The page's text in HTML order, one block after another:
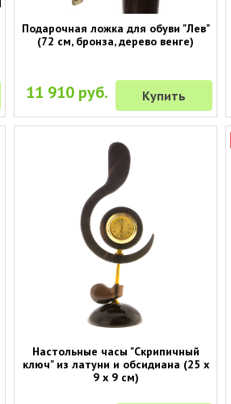
Подарочная ложка для обуви "Лев"
(72 см, бронза, дерево венге)
11 910 руб. Купить
Настольные часы "Скрипичный
ключ" из латуни и обсидиана (25 х
9 х 9 см)